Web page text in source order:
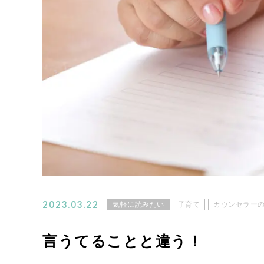
2023.03.22 気軽に読みたい 子育て カウンセラー
言うてることと違う！